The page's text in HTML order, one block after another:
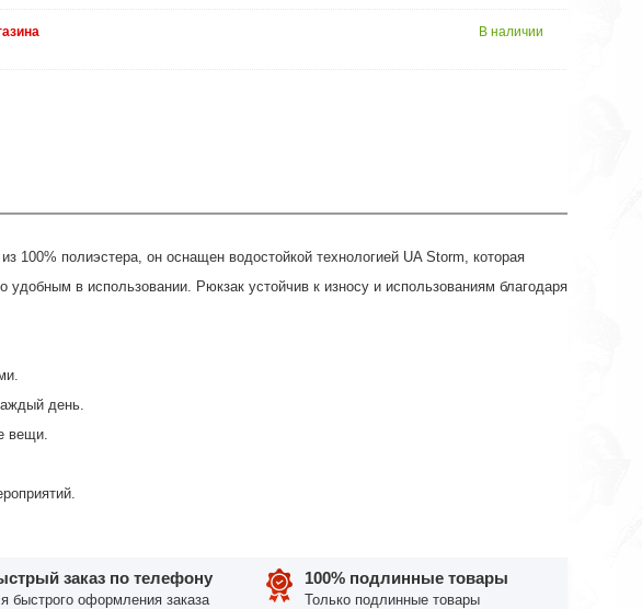
В наличии
полиэстера, он оснащен водостойкой технологией UA Storm, которая
в использовании. Рюкзак устойчив к износу и использованиям благодаря
день.
вещи.
заказ по телефону
быстрого оформления заказа
100% подлинные товары
Только подлинные товары